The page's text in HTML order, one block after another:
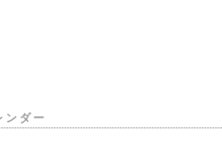
ンダー